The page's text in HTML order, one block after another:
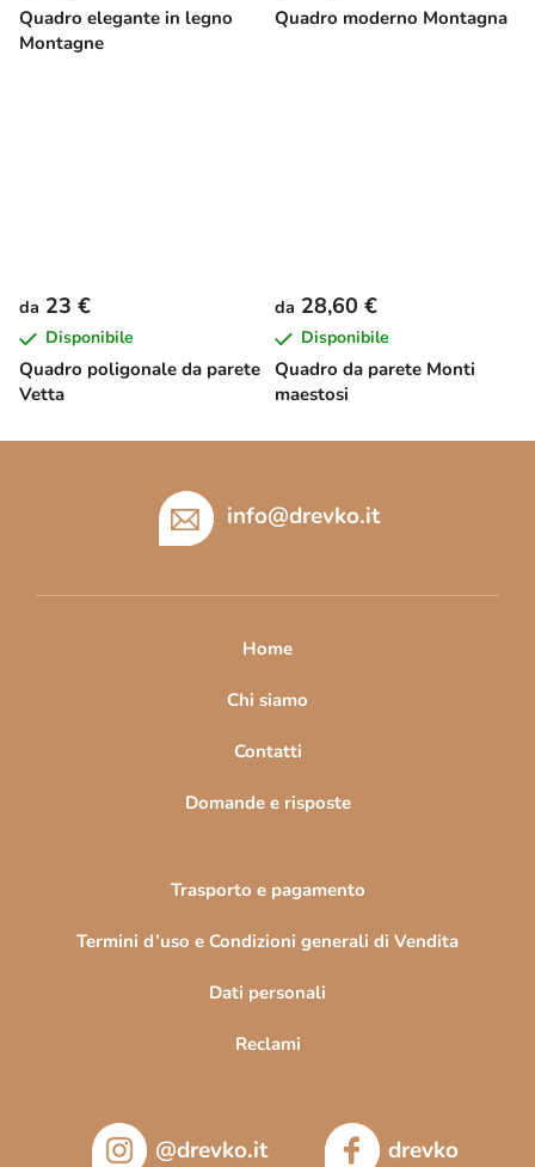
Quadro elegante in legno
Montagne
Quadro moderno Montagna
Quadro poligonale da parete
Vetta
da 23 €
Disponibile
Quadro da parete Monti
maestosi
da 28,60 €
Disponibile
info@drevko.it
Home
Chi siamo
Contatti
Domande e risposte
Trasporto e pagamento
Termini d’uso e Condizioni generali di Vendita
Dati personali
Reclami
@drevko.it drevko